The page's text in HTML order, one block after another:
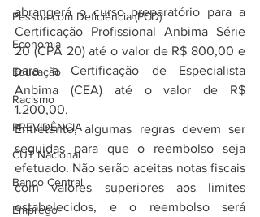
Pessoa com Deficiência (PCD)
Economia
Educação
Racismo
PREVIDÊNCIA
CUT Nacional
Banco Central
Emprego
abrangerá o curso preparatório para a
Certificação Profissional Anbima Série
20 (CPA 20) até o valor de R$ 800,00 e
para a Certificação de Especialista
Anbima (CEA) até o valor de R$
1.200,00.
Entretanto, algumas regras devem ser
seguidas para que o reembolso seja
efetuado. Não serão aceitas notas fiscais
com valores superiores aos limites
estabelecidos, e o reembolso será